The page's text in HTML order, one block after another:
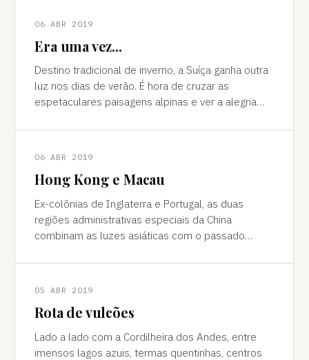
06 ABR 2019
Era uma vez...
Destino tradicional de inverno, a Suíça ganha outra
luz nos dias de verão. É hora de cruzar as
espetaculares paisagens alpinas e ver a alegria
06 ABR 2019
Hong Kong e Macau
Ex-colônias de Inglaterra e Portugal, as duas
regiões administrativas especiais da China
combinam as luzes asiáticas com o passado
05 ABR 2019
Rota de vulcões
Lado a lado com a Cordilheira dos Andes, entre
imensos lagos azuis, termas quentinhas, centros